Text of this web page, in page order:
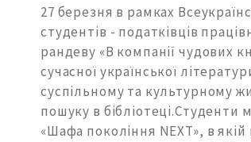
27 березня в рамках
студентів - податківців
рандеву «В компанії чудових
сучасної української
суспільному та культурному
пошуку в бібліотеці.Студенти
«Шафа покоління NEXT», в